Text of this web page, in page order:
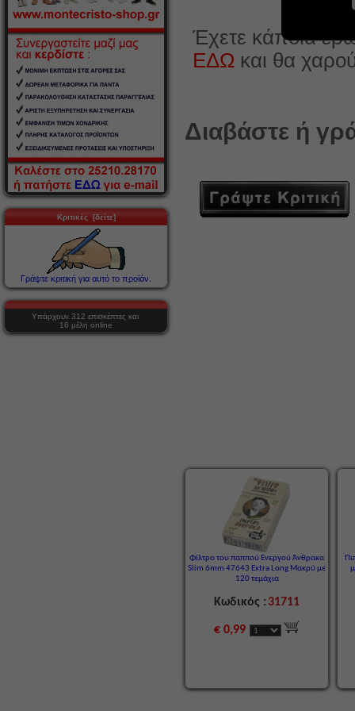
Κριτικές [δείτε]
Γράψτε κριτική για αυτό το προϊόν.
Υπάρχουν 312 επισκέπτες και
16 μέλη online
Έχετε κάποια
ΕΔΩ και θα
Διαβάστε ή
Φίλτρο του παππού Ενεργού Άνθρακα
Slim 6mm 47643 Extra Long Μακρύ με
120 τεμάχια
Κωδικός : 31711
€ 0,99